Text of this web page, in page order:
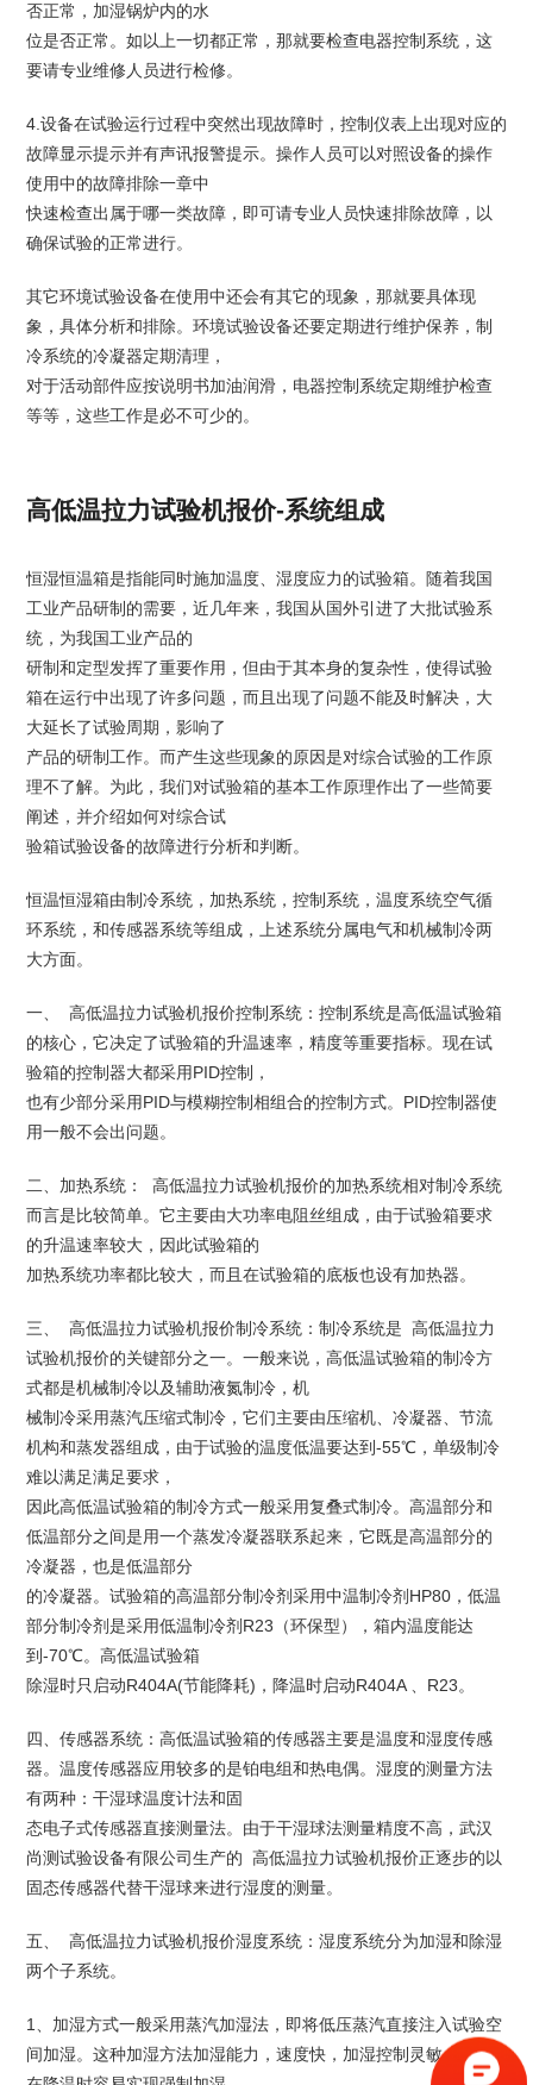
否正常，加湿锅炉内的水
位是否正常。如以上一切都正常，那就要检查电器控制系统，这
要请专业维修人员进行检修。
4.设备在试验运行过程中突然出现故障时，控制仪表上出现对应的
故障显示提示并有声讯报警提示。操作人员可以对照设备的操作
使用中的故障排除一章中
快速检查出属于哪一类故障，即可请专业人员快速排除故障，以
确保试验的正常进行。
其它环境试验设备在使用中还会有其它的现象，那就要具体现
象，具体分析和排除。环境试验设备还要定期进行维护保养，制
冷系统的冷凝器定期清理，
对于活动部件应按说明书加油润滑，电器控制系统定期维护检查
等等，这些工作是必不可少的。
高低温拉力试验机报价-系统组成
恒湿恒温箱是指能同时施加温度、湿度应力的试验箱。随着我国
工业产品研制的需要，近几年来，我国从国外引进了大批试验系
统，为我国工业产品的
研制和定型发挥了重要作用，但由于其本身的复杂性，使得试验
箱在运行中出现了许多问题，而且出现了问题不能及时解决，大
大延长了试验周期，影响了
产品的研制工作。而产生这些现象的原因是对综合试验的工作原
理不了解。为此，我们对试验箱的基本工作原理作出了一些简要
阐述，并介绍如何对综合试
验箱试验设备的故障进行分析和判断。
恒温恒湿箱由制冷系统，加热系统，控制系统，温度系统空气循
环系统，和传感器系统等组成，上述系统分属电气和机械制冷两
大方面。
一、 高低温拉力试验机报价控制系统：控制系统是高低温试验箱
的核心，它决定了试验箱的升温速率，精度等重要指标。现在试
验箱的控制器大都采用PID控制，
也有少部分采用PID与模糊控制相组合的控制方式。PID控制器使
用一般不会出问题。
二、加热系统： 高低温拉力试验机报价的加热系统相对制冷系统
而言是比较简单。它主要由大功率电阻丝组成，由于试验箱要求
的升温速率较大，因此试验箱的
加热系统功率都比较大，而且在试验箱的底板也设有加热器。
三、 高低温拉力试验机报价制冷系统：制冷系统是 高低温拉力
试验机报价的关键部分之一。一般来说，高低温试验箱的制冷方
式都是机械制冷以及辅助液氮制冷，机
械制冷采用蒸汽压缩式制冷，它们主要由压缩机、冷凝器、节流
机构和蒸发器组成，由于试验的温度低温要达到-55℃，单级制冷
难以满足满足要求，
因此高低温试验箱的制冷方式一般采用复叠式制冷。高温部分和
低温部分之间是用一个蒸发冷凝器联系起来，它既是高温部分的
冷凝器，也是低温部分
的冷凝器。试验箱的高温部分制冷剂采用中温制冷剂HP80，低温
部分制冷剂是采用低温制冷剂R23（环保型），箱内温度能达
到-70℃。高低温试验箱
除湿时只启动R404A(节能降耗)，降温时启动R404A 、R23。
四、传感器系统：高低温试验箱的传感器主要是温度和湿度传感
器。温度传感器应用较多的是铂电组和热电偶。湿度的测量方法
有两种：干湿球温度计法和固
态电子式传感器直接测量法。由于干湿球法测量精度不高，武汉
尚测试验设备有限公司生产的 高低温拉力试验机报价正逐步的以
固态传感器代替干湿球来进行湿度的测量。
五、 高低温拉力试验机报价湿度系统：湿度系统分为加湿和除湿
两个子系统。
1、加湿方式一般采用蒸汽加湿法，即将低压蒸汽直接注入试验空
间加湿。这种加湿方法加湿能力，速度快，加湿控制灵敏，尤其